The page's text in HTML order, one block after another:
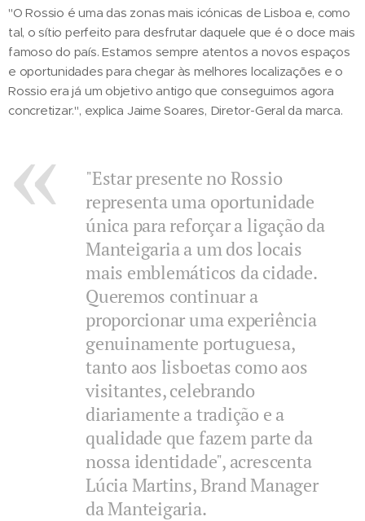
"O Rossio é uma das zonas mais icónicas de Lisboa e, como
tal, o sítio perfeito para desfrutar daquele que é o doce mais
famoso do país. Estamos sempre atentos a novos espaços
e oportunidades para chegar às melhores localizações e o
Rossio era já um objetivo antigo que conseguimos agora
concretizar.", explica Jaime Soares, Diretor-Geral da marca.
"Estar presente no Rossio
representa uma oportunidade
única para reforçar a ligação da
Manteigaria a um dos locais
mais emblemáticos da cidade.
Queremos continuar a
proporcionar uma experiência
genuinamente portuguesa,
tanto aos lisboetas como aos
visitantes, celebrando
diariamente a tradição e a
qualidade que fazem parte da
nossa identidade", acrescenta
Lúcia Martins, Brand Manager
da Manteigaria.